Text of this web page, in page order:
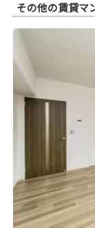
その他の賃貸マ